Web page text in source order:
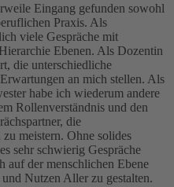
Eingang gefunden sowohl
Praxis. Als
viele Gespräche mit
Ebenen. Als Dozentin
die unterschiedliche
an mich stellen. Als
habe ich wiederum andere
Rollenverständnis und den
die
meistern. Ohne solides
sehr schwierig Gespräche
auf der menschlichen Ebene
Nutzen Aller zu gestalten.